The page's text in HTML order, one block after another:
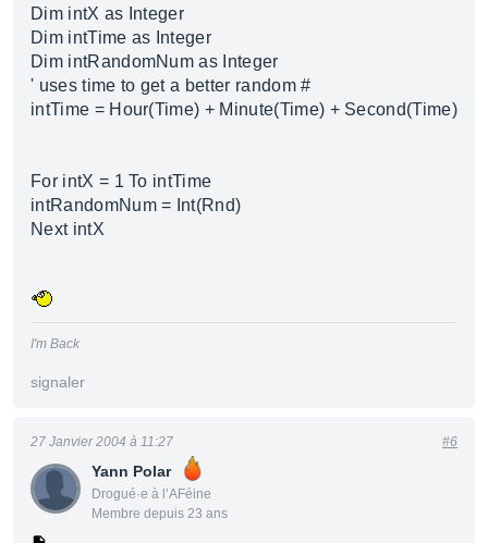
Dim intX as Integer
Dim intTime as Integer
Dim intRandomNum as Integer
' uses time to get a better random #
intTime = Hour(Time) + Minute(Time) + Second(Time)
For intX = 1 To intTime
intRandomNum = Int(Rnd)
Next intX
I'm Back
signaler
Yann Polar
Drogué·e à l’AFéine
Membre depuis 23 ans
27 Janvier 2004 à 11:27 #6